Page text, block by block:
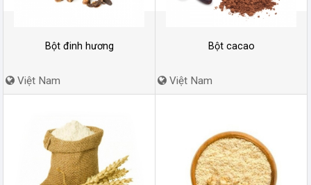
Bột đinh hương
Việt Nam
Bột cacao
Việt Nam